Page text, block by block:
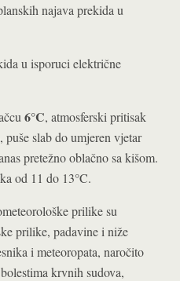
najava prekida u
u isporuci električne
6°C, atmosferski pritisak
slab do umjeren vjetar
pretežno oblačno sa kišom.
od 11 do 13°C.
prilike su
prilike, padavine i niže
i meteoropata, naročito
krvnih sudova,